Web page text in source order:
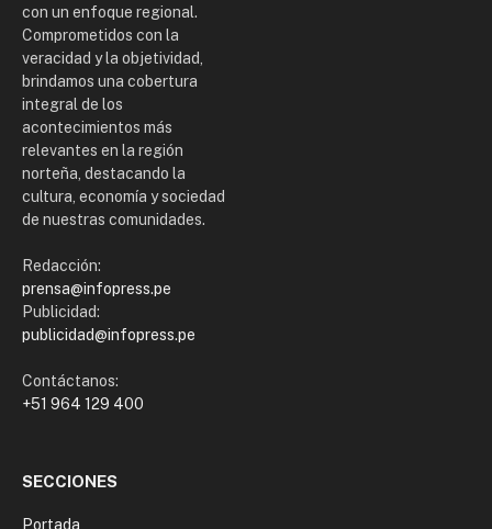
con un enfoque regional.
Comprometidos con la
veracidad y la objetividad,
brindamos una cobertura
integral de los
acontecimientos más
relevantes en la región
norteña, destacando la
cultura, economía y sociedad
de nuestras comunidades.
Redacción:
prensa@infopress.pe
Publicidad:
publicidad@infopress.pe
Contáctanos:
+51 964 129 400
SECCIONES
Portada